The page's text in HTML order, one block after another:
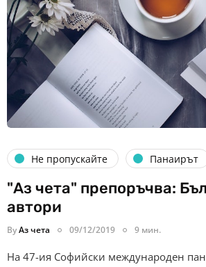
Не пропускайте Панаирът
"Аз чета" препоръчва:
автори
ByАз чета 09/12/2019 9 мин.
На 47-ия Софийски международен